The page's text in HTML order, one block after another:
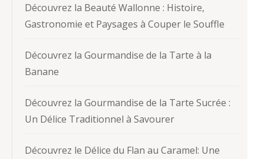
Découvrez la Beauté Wallonne : Histoire,
Gastronomie et Paysages à Couper le Souffle
Découvrez la Gourmandise de la Tarte à la
Banane
Découvrez la Gourmandise de la Tarte Sucrée :
Un Délice Traditionnel à Savourer
Découvrez le Délice du Flan au Caramel: Une